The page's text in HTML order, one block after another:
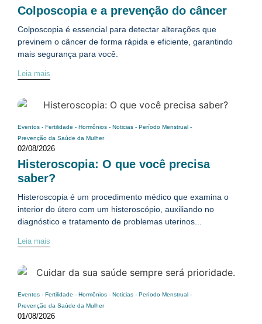
Colposcopia e a prevenção do câncer
Colposcopia é essencial para detectar alterações que
previnem o câncer de forma rápida e eficiente, garantindo
mais segurança para você.
Leia mais
Eventos - Fertilidade - Hormônios - Noticias - Período Menstrual -
Prevenção da Saúde da Mulher
02/08/2026
Histeroscopia: O que você precisa
saber?
Histeroscopia é um procedimento médico que examina o
interior do útero com um histeroscópio, auxiliando no
diagnóstico e tratamento de problemas uterinos...
Leia mais
Eventos - Fertilidade - Hormônios - Noticias - Período Menstrual -
Prevenção da Saúde da Mulher
01/08/2026